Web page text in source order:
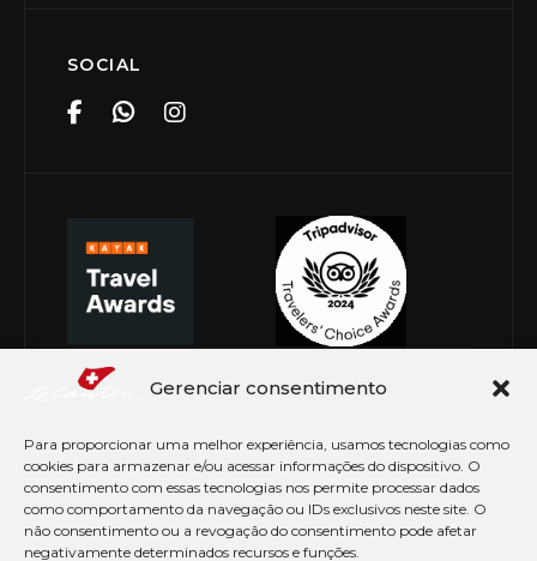
Gerenciar consentimento
Para proporcionar uma melhor experiência, usamos tecnologias como
cookies para armazenar e/ou acessar informações do dispositivo. O
consentimento com essas tecnologias nos permite processar dados
como comportamento da navegação ou IDs exclusivos neste site. O
não consentimento ou a revogação do consentimento pode afetar
negativamente determinados recursos e funções.
SOCIAL
© Copyright 2026 Le Canton. Todos os direitos